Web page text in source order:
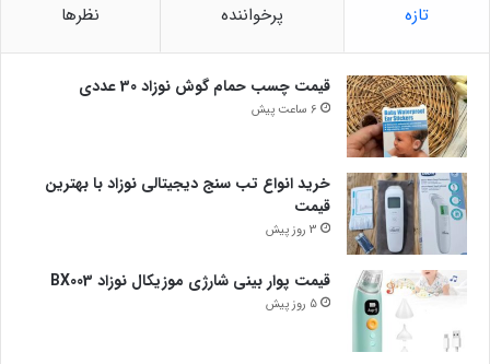
تازه پرخواننده نظرها
قیمت چسب حمام گوش نوزاد 30 عددی
6 ساعت پیش
خرید انواع تب سنج دیجیتالی نوزاد با بهترین
قیمت
3 روز پیش
قیمت پوار بینی شارژی موزیکال نوزاد BX003
5 روز پیش